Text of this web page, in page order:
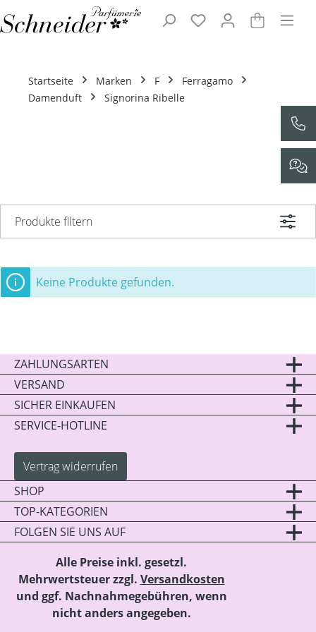
Zum Hauptinhalt springen
Startseite Marken F
Ferragamo
Damenduft
Signorina Ribelle
Produkte filtern
Keine Produkte gefunden.
ZAHLUNGSARTEN
VERSAND
SICHER EINKAUFEN
SERVICE-HOTLINE
Vertrag widerrufen
SHOP
TOP-KATEGORIEN
FOLGEN SIE UNS AUF
Alle Preise inkl. gesetzl.
Mehrwertsteuer zzgl. Versandkosten
und ggf. Nachnahmegebühren, wenn
nicht anders angegeben.